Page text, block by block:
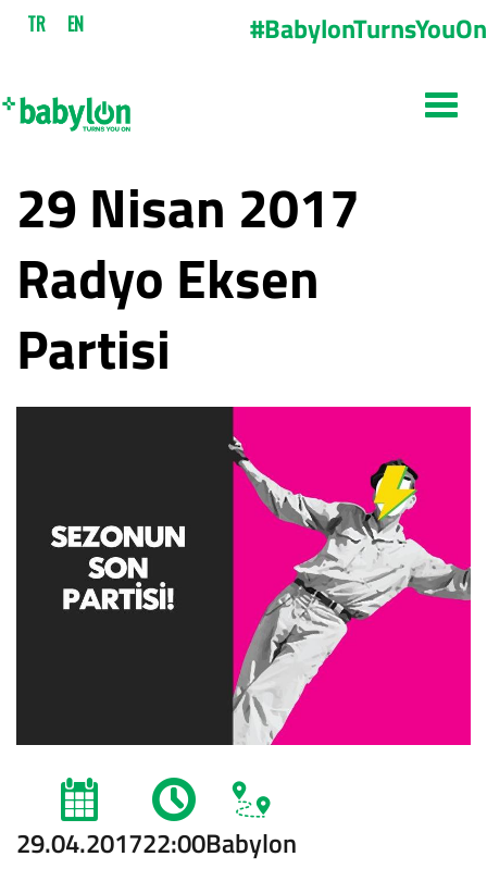
TR EN #BabylonTurnsYouOn
29 Nisan 2017
Radyo Eksen
Partisi
29.04.201722:00Babylon